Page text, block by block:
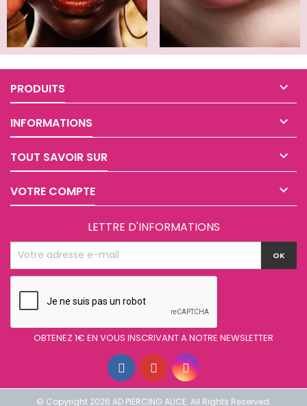
PRODUITS 
INFORMATIONS 
TOUT SAVOIR SUR 
VOTRE COMPTE 
LETTRE D'INFORMATIONS
OBTENEZ 1€ EN VOUS INSCRIVANT A NOTRE NEWSLETTER
© Copyright 2026 AD PIERCING ALICE. All Rights Reserved.